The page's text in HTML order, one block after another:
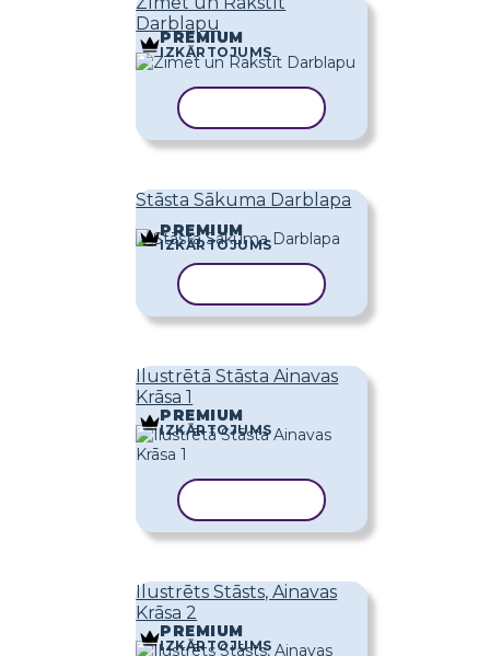
Darblapu
PREMIUM
IZKĀRTOJUMS
Stāsta Sākuma Darblapa
PREMIUM
IZKĀRTOJUMS
Ilustrētā Stāsta Ainavas
Krāsa 1
PREMIUM
IZKĀRTOJUMS
Ilustrēts Stāsts, Ainavas
Krāsa 2
PREMIUM
IZKĀRTOJUMS